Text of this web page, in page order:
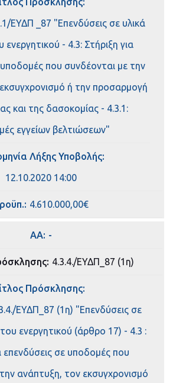
ΕΥΔΠ _87 "Επενδύσεις σε υλικά
ενεργητικού - 4.3: Στήριξη για
που συνδέονται με την
ή την προσαρμογή
και της δασοκομίας - 4.3.1:
εγγείων βελτιώσεων"
Λήξης Υποβολής:
12.10.2020 14:00
4.610.000,00€
ΑΑ: -
4.3.4./ΕΥΔΠ_87 (1η)
Πρόσκλησης:
ΕΥΔΠ_87 (1η) "Επενδύσεις σε
του ενεργητικού (άρθρο 17) - 4.3 :
επενδύσεις σε υποδομές που
την ανάπτυξη, τον εκσυγχρονισμό